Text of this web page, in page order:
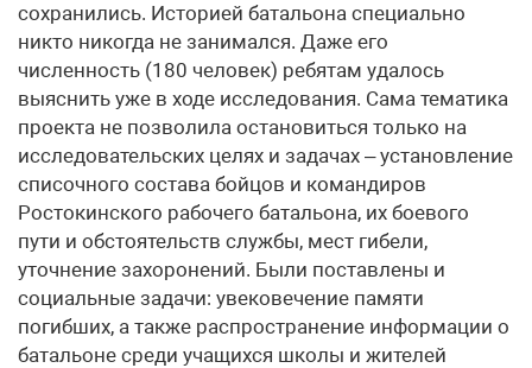
сохранились. Историей батальона специально
никто никогда не занимался. Даже его
численность (180 человек) ребятам удалось
выяснить уже в ходе исследования. Сама тематика
проекта не позволила остановиться только на
исследовательских целях и задачах – установление
списочного состава бойцов и командиров
Ростокинского рабочего батальона, их боевого
пути и обстоятельств службы, мест гибели,
уточнение захоронений. Были поставлены и
социальные задачи: увековечение памяти
погибших, а также распространение информации о
батальоне среди учащихся школы и жителей